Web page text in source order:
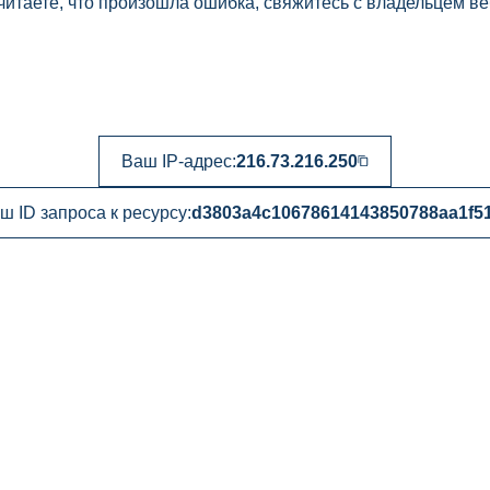
Ваш IP-адрес:216.73.216.250
ID запроса к ресурсу: